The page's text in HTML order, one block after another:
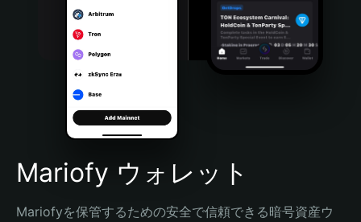
Bahasa Indonesia
Português (Brasil)
Español (Argentina)
Mariofy ウォレット
Mariofyを保管するための安全で信頼できる暗号資産ウ